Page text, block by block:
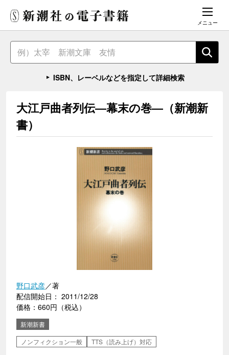
メニュー
ISBN、レーベルなどを指定して詳細検索
大江戸曲者列伝―幕末の巻―（新潮新
書）
野口武彦／著
配信開始日： 2011/12/28
価格：660円（税込）
新潮新書
ノンフィクション一般
TTS（読み上げ）対応